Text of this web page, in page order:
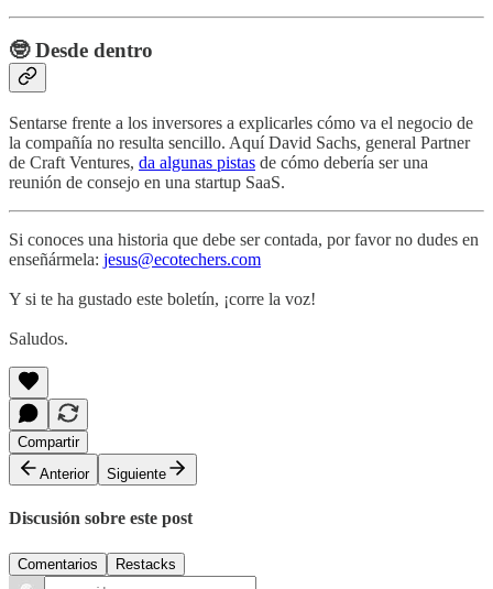
🤓 Desde dentro
Sentarse frente a los inversores a explicarles cómo va el negocio de
la compañía no resulta sencillo. Aquí David Sachs, general Partner
de Craft Ventures, da algunas pistas de cómo debería ser una
reunión de consejo en una startup SaaS.
Si conoces una historia que debe ser contada, por favor no dudes en
enseñármela: jesus@ecotechers.com
Y si te ha gustado este boletín, ¡corre la voz!
Saludos.
Compartir
Anterior
Siguiente
Discusión sobre este post
Comentarios Restacks